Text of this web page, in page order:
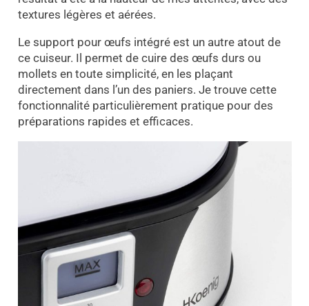
textures légères et aérées.
Le support pour œufs intégré est un autre atout de
ce cuiseur. Il permet de cuire des œufs durs ou
mollets en toute simplicité, en les plaçant
directement dans l’un des paniers. Je trouve cette
fonctionnalité particulièrement pratique pour des
préparations rapides et efficaces.